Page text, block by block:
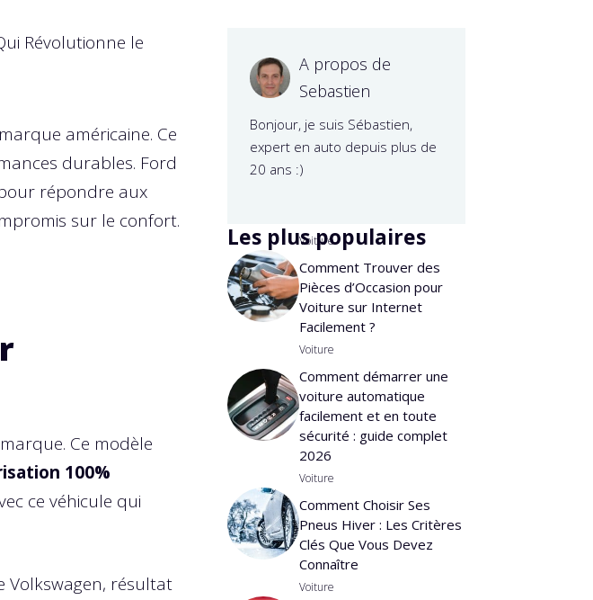
Révolutionne le
américaine. Ce
durables. Ford
répondre aux
sur le confort.
Ce modèle
100%
ce véhicule qui
Volkswagen, résultat
A propos de
Sebastien
Bonjour, je suis Sébastien,
expert en auto depuis plus de
20 ans :)
Les plus populaires
Voiture
Comment Trouver des
Pièces d’Occasion pour
Voiture sur Internet
Facilement ?
Voiture
Comment démarrer une
voiture automatique
facilement et en toute
sécurité : guide complet
2026
Voiture
Comment Choisir Ses
Pneus Hiver : Les Critères
Clés Que Vous Devez
Connaître
Voiture